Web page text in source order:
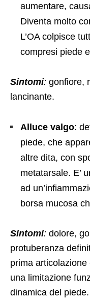
aumentare,
Diventa molto
L’OA colpisce
compresi piede
Sintomi: gonfiore,
lancinante.
Alluce valgo:
piede, che
altre dita, con
metatarsale. E’
ad
borsa mucosa
Sintomi: dolore,
protuberanza
prima
una limitazione
dinamica del piede.